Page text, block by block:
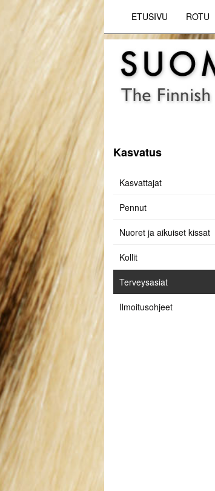
ETUSIVU ROTU
Kasvatus
Kasvattajat
Pennut
Nuoret ja aikuiset kissat
Kollit
Terveysasiat
Ilmoitusohjeet